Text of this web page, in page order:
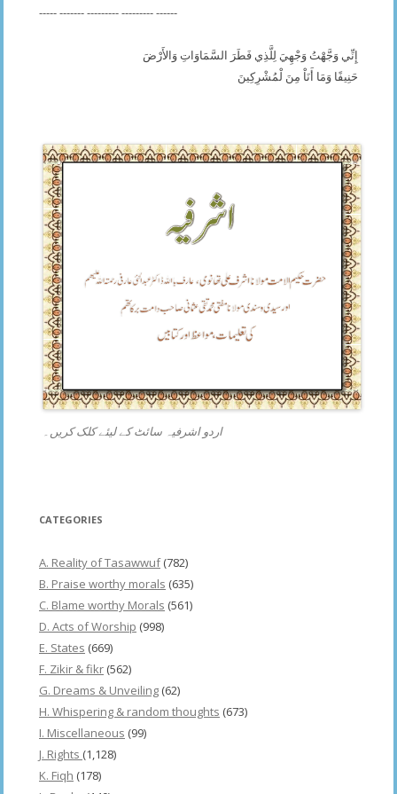
----- ------- --------- --------- ------
إِنِّي وَجَّهْتُ وَجْهِيَ لِلَّذِي فَطَرَ السَّمَاوَاتِ وَالأَرْضَ
حَنِيفًا وَمَا أَنَاْ مِنَ لْمُشْرِكِينَ
اردو اشرفیہ سائٹ کے لیئے کلک کریں۔
CATEGORIES
A. Reality of Tasawwuf(782)
B. Praise worthy morals (635)
C. Blame worthy Morals (561)
D. Acts of Worship (998)
E. States (669)
F. Zikir & fikr (562)
G. Dreams & Unveiling (62)
H. Whispering & random thoughts (673)
I. Miscellaneous (99)
J. Rights (1,128)
K. Fiqh (178)